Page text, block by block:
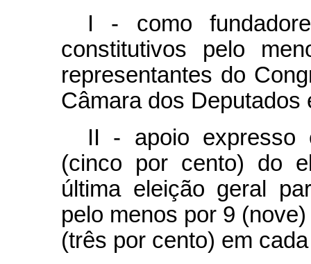
I - como
constitutivos pelo
representantes do
Câmara dos Deputados
II - apoio expresso
(cinco por cento) do
última eleição geral
pelo menos por 9
(três por cento) em